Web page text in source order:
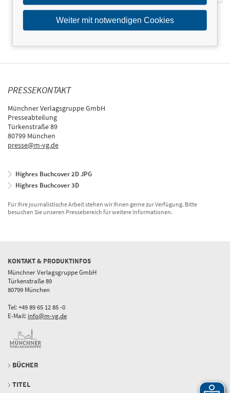
PRESSEKONTAKT
Münchner Verlagsgruppe GmbH
Presseabteilung
Türkenstraße 89
80799 München
presse@m-vg.de
Highres Buchcover 2D JPG
Highres Buchcover 3D
Für Ihre journalistische Arbeit stehen wir Ihnen gerne zur Verfügung. Bitte
besuchen Sie unseren Pressebereich für weitere Informationen.
KONTAKT & PRODUKTINFOS
Münchner Verlagsgruppe GmbH
Türkenstraße 89
80799 München
Tel: +49 89 65 12 85 -0
E-Mail: info@m-vg.de
BÜCHER
TITEL
Weiter mit notwendigen Cookies